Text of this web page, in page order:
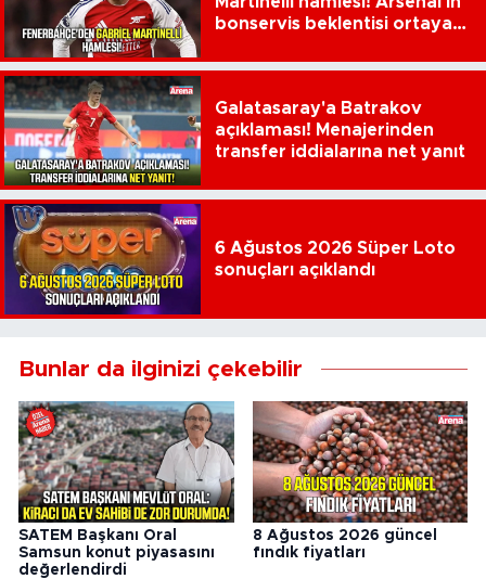
bonservis beklentisi ortaya
Galatasaray'a Batrakov
açıklaması! Menajerinden
transfer iddialarına net yanıt
6 Ağustos 2026 Süper Loto
sonuçları açıklandı
Bunlar da ilginizi çekebilir
SATEM Başkanı Oral
Samsun konut piyasasını
değerlendirdi
8 Ağustos 2026 güncel
fındık fiyatları